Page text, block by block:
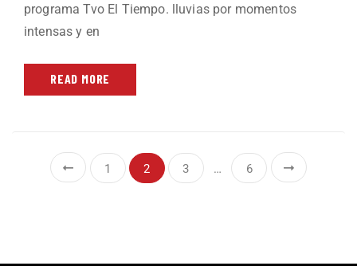
programa Tvo El Tiempo. lluvias por momentos
intensas y en
READ MORE
1 2 3 … 6